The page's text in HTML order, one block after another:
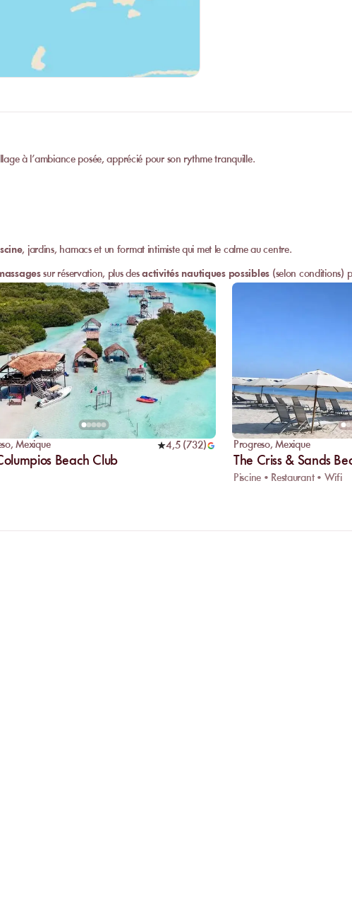
à l’ambiance posée, apprécié pour son rythme tranquille.
, jardins, hamacs et un format intimiste qui met le calme au centre.
sur réservation, plus desactivités nautiques possibles (selon conditions)
,Mexique 4,5(732)
Beach Club
Progreso,Mexique
The Criss & Sands
Piscine • Restaurant • Wifi